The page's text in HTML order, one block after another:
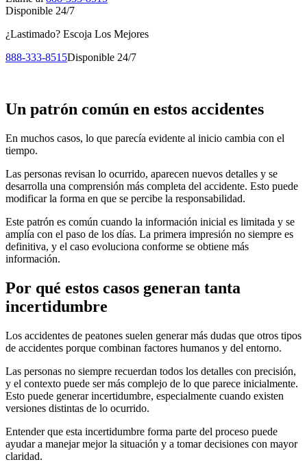
Disponible 24/7
¿Lastimado? Escoja Los Mejores
888-333-8515Disponible 24/7
Un patrón común en estos accidentes
En muchos casos, lo que parecía evidente al inicio cambia con el
tiempo.
Las personas revisan lo ocurrido, aparecen nuevos detalles y se
desarrolla una comprensión más completa del accidente. Esto puede
modificar la forma en que se percibe la responsabilidad.
Este patrón es común cuando la información inicial es limitada y se
amplía con el paso de los días. La primera impresión no siempre es
definitiva, y el caso evoluciona conforme se obtiene más
información.
Por qué estos casos generan tanta
incertidumbre
Los accidentes de peatones suelen generar más dudas que otros tipos
de accidentes porque combinan factores humanos y del entorno.
Las personas no siempre recuerdan todos los detalles con precisión,
y el contexto puede ser más complejo de lo que parece inicialmente.
Esto puede generar incertidumbre, especialmente cuando existen
versiones distintas de lo ocurrido.
Entender que esta incertidumbre forma parte del proceso puede
ayudar a manejar mejor la situación y a tomar decisiones con mayor
claridad.